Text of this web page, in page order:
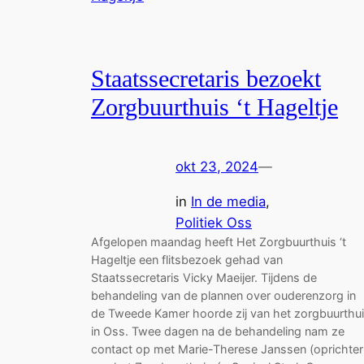
Staatssecretaris bezoekt
Zorgbuurthuis ‘t Hageltje
okt 23, 2024—
in In de media
Politiek Oss
Afgelopen maandag heeft Het Zorgbuurthuis ‘t
Hageltje een flitsbezoek gehad van
Staatssecretaris Vicky Maeijer. Tijdens de
behandeling van de plannen over ouderenzorg in
de Tweede Kamer hoorde zij van het
in Oss. Twee dagen na de behandeling nam ze
contact op met Marie-Therese Janssen (oprichter